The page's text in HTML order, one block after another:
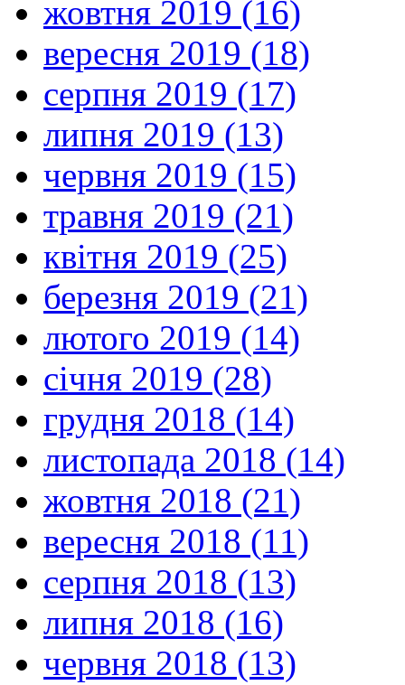
жовтня 2019 (16)
вересня 2019 (18)
серпня 2019 (17)
липня 2019 (13)
червня 2019 (15)
травня 2019 (21)
квітня 2019 (25)
березня 2019 (21)
лютого 2019 (14)
січня 2019 (28)
грудня 2018 (14)
листопада 2018 (14)
жовтня 2018 (21)
вересня 2018 (11)
серпня 2018 (13)
липня 2018 (16)
червня 2018 (13)